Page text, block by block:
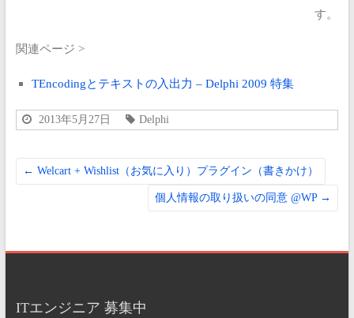
す。
関連ページ >
TEncodingとテキストの入出力 – Delphi 2009 特集
2013年5月27日 Delphi
← Welcart + Wishlist（お気に入り）プラグイン（書きかけ）
個人情報の取り扱いの同意 @WP →
ITエンジニア 募集中